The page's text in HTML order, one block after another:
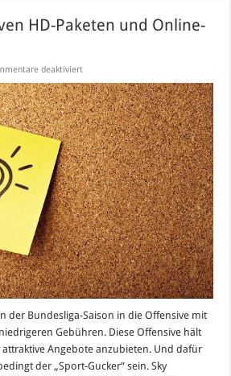
HD-Paketen und Online-
deaktiviertfür
mit
attraktiven
HD-
Paketen
und
Online-
Bonus
der Bundesliga-Saison in die Offensive mit
Gebühren. Diese Offensive hält
Angebote anzubieten. Und dafür
der „Sport-Gucker“ sein. Sky